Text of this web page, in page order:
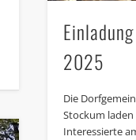
2025
Die
Stockum
Interessierte